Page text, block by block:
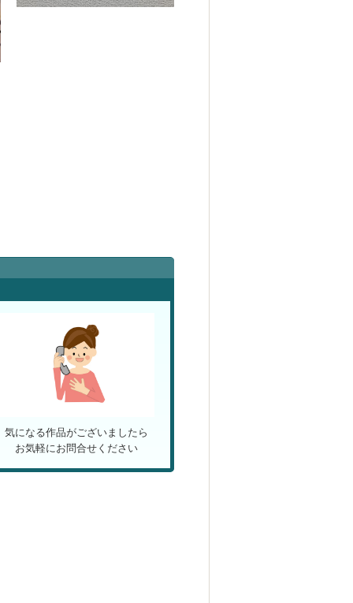
気になる作品がございましたら
お気軽にお問合せください